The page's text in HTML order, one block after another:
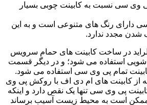
وی سی نسبت به کابینت چوبی بسیار
دارای رنگ های متنوعی است و به این
شدن مجدد ندارد.
در ساخت کابینت های حمام سرویس
استفاده می شود؛ و در دیگر قسمت
تمام پی وی سی استفاده می شود.
از کابینت های ام دی اف با روکش پی وی
پی وی سی تنها یک نقص دارد و اینکه
ممکن است به محیط زیست آسیب برساند